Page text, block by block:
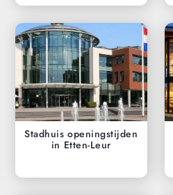
Stadhuis openingstijden
in Etten-Leur